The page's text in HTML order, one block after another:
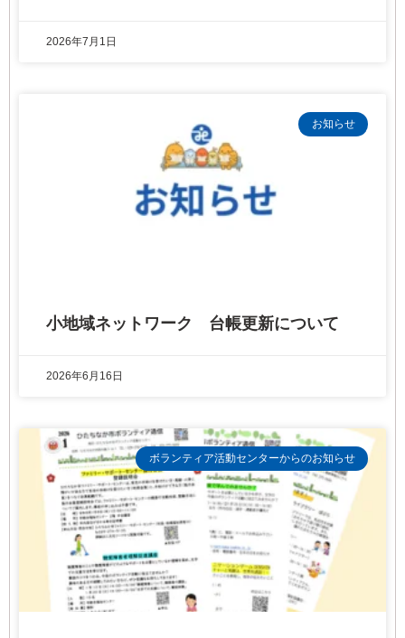
2026年7月1日
お知らせ
小地域ネットワーク 台帳更新について
2026年6月16日
ボランティア活動センターからのお知らせ